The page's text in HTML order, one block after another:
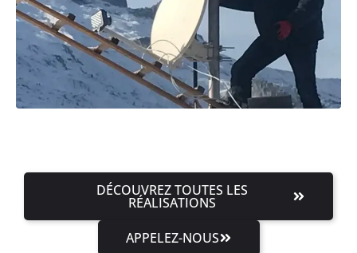
DÉCOUVREZ TOUTES LES
RÉALISATIONS
APPELEZ-NOUS